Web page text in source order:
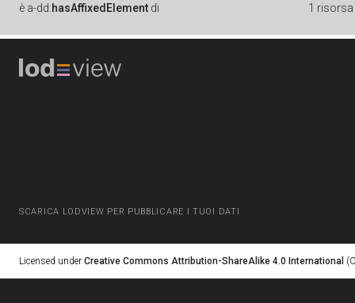
è a-dd:hasAffixedElement di 1 risorsa
SCARICA LODVIEW PER PUBBLICARE I TUOI DATI
Licensed under Creative Commons Attribution-ShareAlike 4.0 International